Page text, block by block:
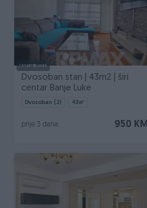
Iznajmljivanje
Dvosoban stan | 43m2 | širi
centar Banje Luke
Dvosoban (2) 43㎡
950 KM
prije 3 dana